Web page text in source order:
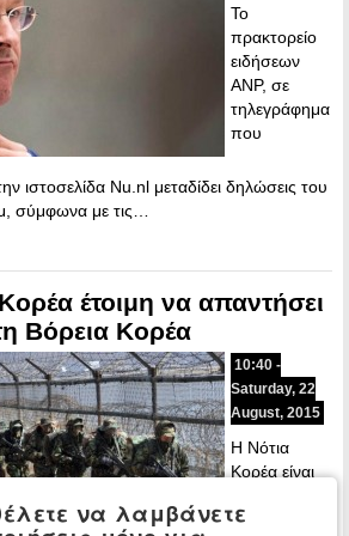
Το
πρακτορείο
ειδήσεων
ANP, σε
τηλεγράφημα
που
ιστοσελίδα Nu.nl μεταδίδει δηλώσεις του
σύμφωνα με τις…
έτοιμη να απαντήσει
Βόρεια Κορέα
10:40 -
Saturday, 22
August, 2015
Η Νότια
Κορέα είναι
“απαντήσει
να λαμβάνετε